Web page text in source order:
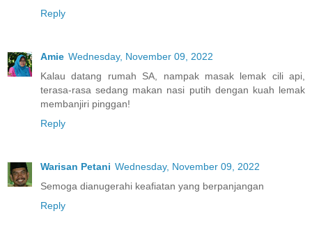
Reply
Amie Wednesday, November 09, 2022
Kalau datang rumah SA, nampak masak lemak cili api,
terasa-rasa sedang makan nasi putih dengan kuah lemak
membanjiri pinggan!
Reply
Warisan Petani Wednesday, November 09, 2022
Semoga dianugerahi keafiatan yang berpanjangan
Reply